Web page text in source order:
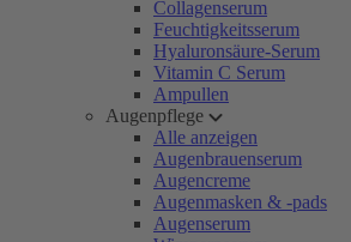
Collagenserum
Feuchtigkeitsserum
Hyaluronsäure-Serum
Vitamin C Serum
Ampullen
Augenpflege
Alle anzeigen
Augenbrauenserum
Augencreme
Augenmasken & -pads
Augenserum